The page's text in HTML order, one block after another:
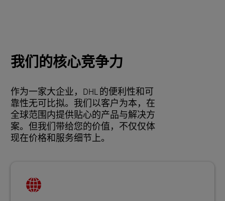
我们的核心竞争力
作为一家大企业，DHL 的便利性和可
靠性无可比拟。我们以客户为本，在
全球范围内提供贴心的产品与解决方
案。但我们带给您的价值，不仅仅体
现在价格和服务细节上。